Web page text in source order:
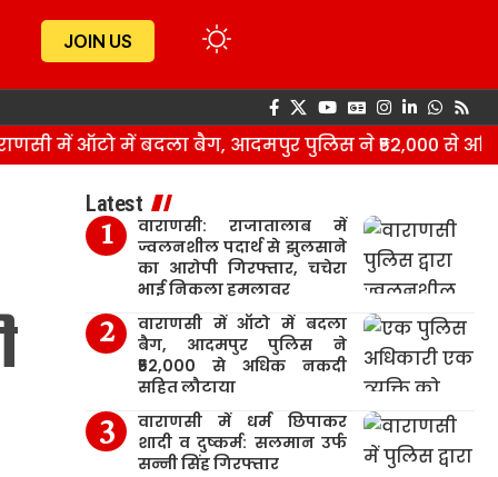
JOIN US
में ऑटो में बदला बैग, आदमपुर पुलिस ने ₹52,000 से अधिक
Latest
वाराणसी: राजातालाब में
ज्वलनशील पदार्थ से झुलसाने
का आरोपी गिरफ्तार, चचेरा
भाई निकला हमलावर
वाराणसी में ऑटो में बदला
बैग, आदमपुर पुलिस ने
₹52,000 से अधिक नकदी
सहित लौटाया
वाराणसी में धर्म छिपाकर
शादी व दुष्कर्म: सलमान उर्फ
सन्नी सिंह गिरफ्तार